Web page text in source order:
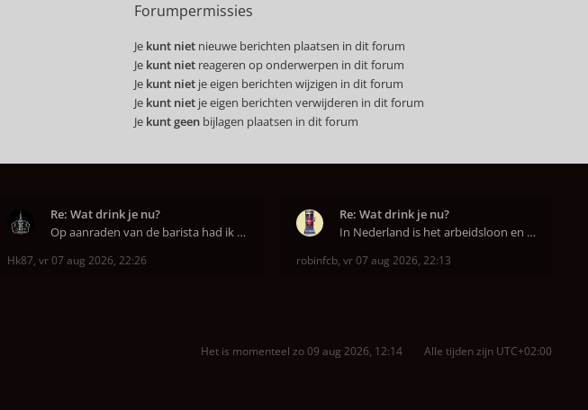
Forumpermissies
Je kunt niet nieuwe berichten plaatsen in dit forum
Je kunt niet reageren op onderwerpen in dit forum
Je kunt niet je eigen berichten wijzigen in dit forum
Je kunt niet je eigen berichten verwijderen in dit forum
Je kunt geen bijlagen plaatsen in dit forum
Re: Wat drink je nu?
Op aanraden van de barista had ik Purple Rain maa
Hk87, vr 07 aug 2026, 22:26
Re: Wat drink je nu?
In Nederland is het arbeidsloon en de winkelhuur o
robinfcb, vr 07 aug 2026, 22:13
Alle tijden zijn UTC+02:00
Het is momenteel zo 09 aug 2026, 12:14